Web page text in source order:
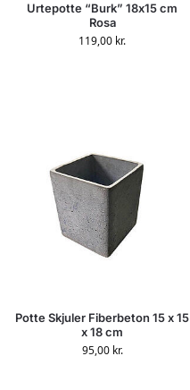
Urtepotte “Burk” 18x15 cm
Rosa
119,00 kr.
Potte Skjuler Fiberbeton 15 x 15
x 18 cm
95,00 kr.